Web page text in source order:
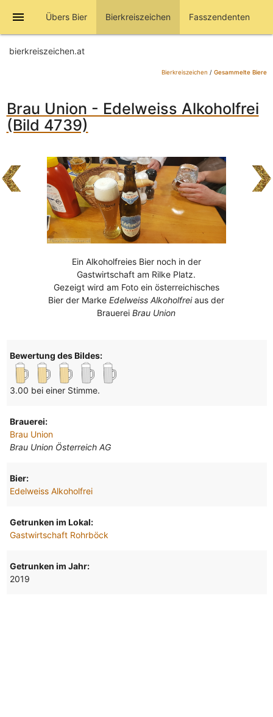
menu Übers Bier Bierkreiszeichen Fasszendenten
bierkreiszeichen.at
Bierkreiszeichen / Gesammelte Biere
Brau Union - Edelweiss Alkoholfrei
(Bild 4739)
Ein Alkoholfreies Bier noch in der
Gastwirtschaft am Rilke Platz.
Gezeigt wird am Foto ein österreichisches
Bier der MarkeEdelweiss Alkoholfreiaus der
BrauereiBrau Union
Bewertung des Bildes:
3.00 bei einer Stimme.
Brauerei:
Brau Union
Brau Union Österreich AG
Bier:
Edelweiss Alkoholfrei
Getrunken im Lokal:
Gastwirtschaft Rohrböck
Getrunken im Jahr:
2019